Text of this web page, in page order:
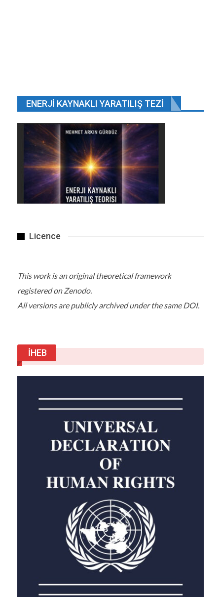
ENERJI KAYNAKLI YARATILIŞ TEZI
Licence
This work is an original theoretical framework
registered on Zenodo.
All versions are publicly archived under the same DOI.
İHEB